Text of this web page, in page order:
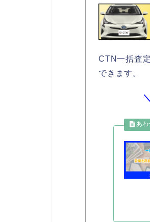
CTN一括査
できます。